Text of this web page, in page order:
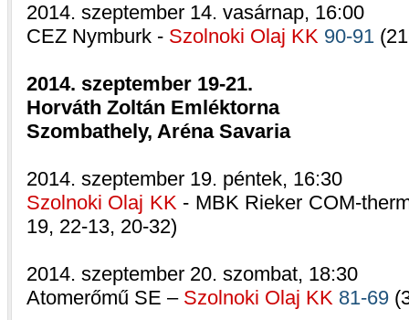
2014. szeptember 14. vasárnap, 16:00
CEZ Nymburk - Szolnoki Olaj KK 90-91
2014. szeptember 19-21.
Horváth Zoltán Emléktorna
Szombathely, Aréna Savaria
2014. szeptember 19. péntek, 16:30
Szolnoki Olaj KK - MBK Rieker COM-
19, 22-13, 20-32)
2014. szeptember 20. szombat, 18:30
Atomerőmű SE – Szolnoki Olaj KK 81-69